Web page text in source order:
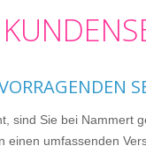
sind Sie bei Nammert
einen umfassenden